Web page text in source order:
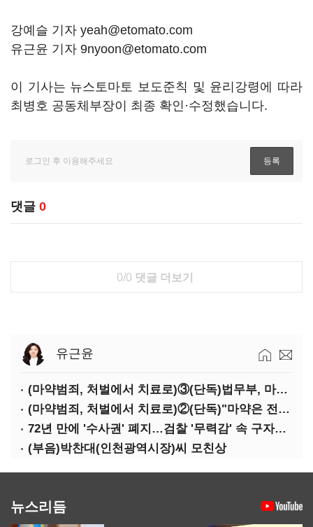
강예슬 기자 yeah@etomato.com
유근윤 기자 9nyoon@etomato.com
이 기사는 뉴스토마토 보도준칙 및 윤리강령에 따라
최병호 공동체부장이 최종 확인·수정했습니다.
댓글 0
0/0 댓글 더보기
유근윤
(마약범죄, 처벌에서 치료로)③(단독)법무부, 마약재활과 4곳→13곳 확대…'교정청' 밑그림
(마약범죄, 처벌에서 치료로)②(단독)"마약은 전염병…여성 맞춤형 재활과정 개발 중"
72년 만에 '수사권' 폐지…검찰 '무력감' 속 구자현 사의
(부음)박찬대(인천광역시장)씨 모친상
뉴스리듬